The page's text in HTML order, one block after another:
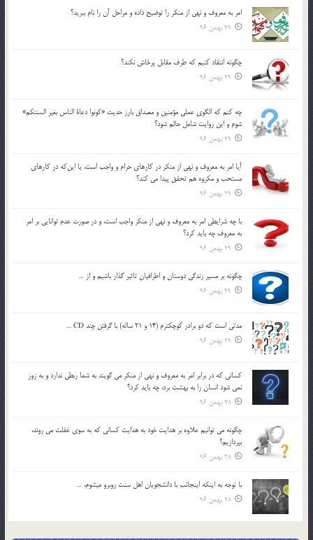
امر به معروف و نهي از منكر را توضيح داده و مراحل آن را نام ببريد؟
29 بهمن 96
چگونه انتقاد كنيم كه طرف مقابل پرخاش نكند؟
29 بهمن 96
چه كنم كه الگوي عملي مؤمنين و مصداق بارز حديث «كونوا دعاة الناس بغير السنتكم»
شوم و اين روايت شامل حالم شود؟
29 بهمن 96
آيا امر به معروف و نهي از منكر در كارهاي حرام و واجب است، يا اين‌كه در كارهاي
مستحب و مكروه هم تحقق پيدا مي كند؟
29 بهمن 96
با چه شرايطي امر به معروف و نهي از منکر واجب است، و در صورت عدم توانايي بر امر
به معروف چه بايد کرد؟
29 بهمن 96
چگونه بر مسير زندگي دوستان و اطرافيان تاثير گذار باشيم و از …
29 بهمن 96
مدتي است كه دو برادر كوچكترم (14 و 21 ساله) با گرفتن چند CD …
29 بهمن 96
كساني كه در برابر امر به معروف و نهي از منكر مي گويند به شما ربطي ندارد و به زور
نمي شود انسان را به بهشت برد، چه بايد كرد؟
28 بهمن 96
چگونه مي توانيم علاوه بر هدايت خود به هدايت كساني كه به سوي غفلت مي روند،
بپردازيم؟
28 بهمن 96
با توجه به اينكه اينجانب با دانشجويان اهل سنت روبرو مي‎شوم، …
28 بهمن 96